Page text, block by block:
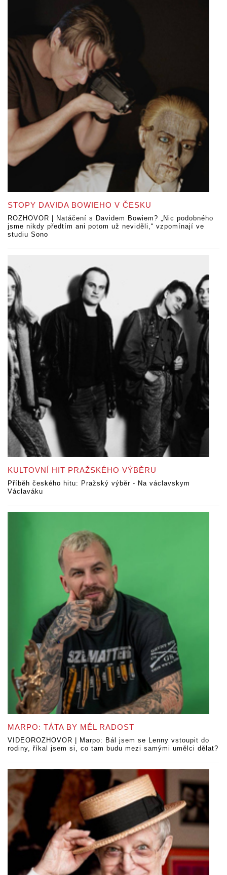
STOPY DAVIDA BOWIEHO V ČESKU
ROZHOVOR | Natáčení s Davidem Bowiem? „Nic podobného
jsme nikdy předtím ani potom už neviděli,“ vzpomínají ve
studiu Sono
KULTOVNÍ HIT PRAŽSKÉHO VÝBĚRU
Příběh českého hitu: Pražský výběr - Na václavskym
Václaváku
MARPO: TÁTA BY MĚL RADOST
VIDEOROZHOVOR | Marpo: Bál jsem se Lenny vstoupit do
rodiny, říkal jsem si, co tam budu mezi samými umělci dělat?